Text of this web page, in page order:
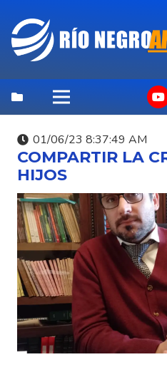
01/06/23 8:37:49 AM
COMPARTIR LA
HIJOS